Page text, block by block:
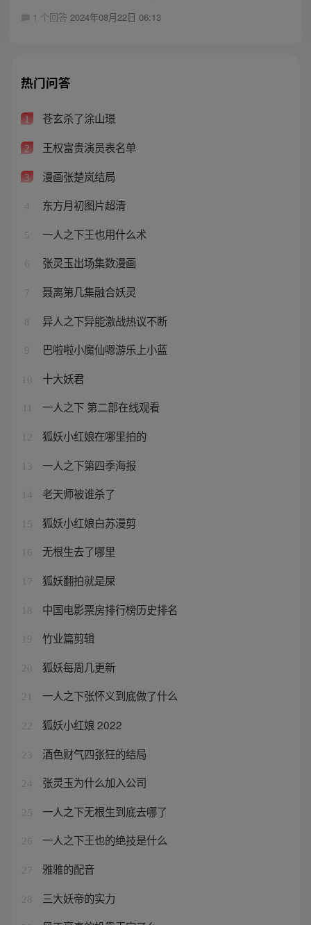
1 个回答 2024年08月22日 06:13
热门问答
1 苍玄杀了涂山璟
2 王权富贵演员表名单
3 漫画张楚岚结局
4 东方月初图片超清
5 一人之下王也用什么术
6 张灵玉出场集数漫画
7 聂离第几集融合妖灵
8 异人之下异能激战热议不断
9 巴啦啦小魔仙嗯游乐上小蓝
10 十大妖君
一人之下 第二部在线观看
12 狐妖小红娘在哪里拍的
13 一人之下第四季海报
14 老天师被谁杀了
15 狐妖小红娘白苏漫剪
16 无根生去了哪里
17 狐妖翻拍就是屎
18 中国电影票房排行榜历史排名
19 竹业篇剪辑
20 狐妖每周几更新
21 一人之下张怀义到底做了什么
22 狐妖小红娘 2022
23 酒色财气四张狂的结局
24 张灵玉为什么加入公司
25 一人之下无根生到底去哪了
26 一人之下王也的绝技是什么
27 雅雅的配音
28 三大妖帝的实力